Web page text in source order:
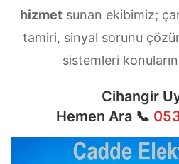
hizmet sunan ekibimiz;
tamiri, sinyal sorunu
sistemleri
Cihangir
Hemen Ara 📞